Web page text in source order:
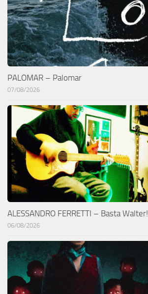
PALOMAR – Palomar
07/08/2026
ALESSANDRO FERRETTI – Basta Walter!
06/08/2026